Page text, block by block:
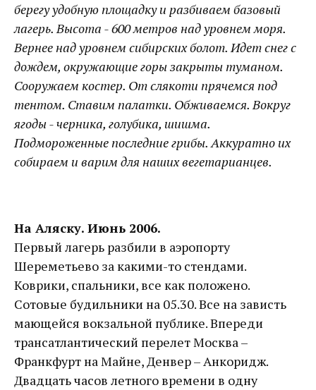
берегу удобную площадку и разбиваем базовый
лагерь. Высота - 600 метров над уровнем моря.
Вернее над уровнем сибирских болот. Идет снег с
дождем, окружающие горы закрыты туманом.
Сооружаем костер. От слякоти прячемся под
тентом. Ставим палатки. Обживаемся. Вокруг
ягоды - черника, голубика, шишма.
Подмороженные последние грибы. Аккуратно их
собираем и варим для наших вегетарианцев.
На Аляску. Июнь 2006.
Первый лагерь разбили в аэропорту
Шереметьево за какими-то стендами.
Коврики, спальники, все как положено.
Сотовые будильники на 05.30. Все на зависть
мающейся вокзальной публике. Впереди
трансатлантический перелет Москва –
Франкфурт на Майне, Денвер – Анкоридж.
Двадцать часов летного времени в одну